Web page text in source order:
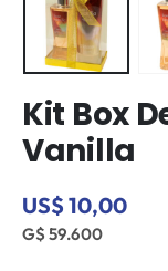
Kit Box
Vanilla
US$ 10,00
G$ 59.600